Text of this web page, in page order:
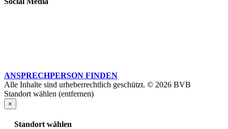
ANSPRECHPERSON FINDEN
Alle Inhalte sind urheberrechtlich geschützt. © 2026 BVB
Standort wählen (entfernen)
×
Standort wählen